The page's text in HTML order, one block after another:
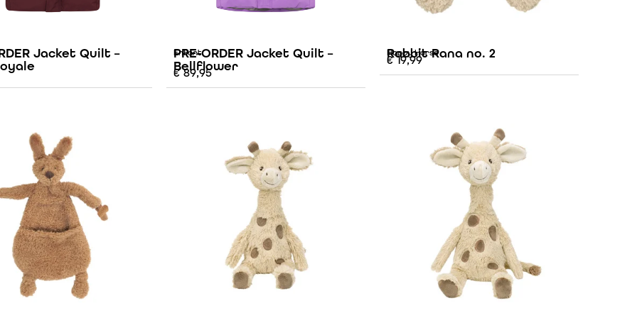
Jacket Quilt –
Enfant
PRE-ORDER Jacket Quilt –
Bellflower
€89,95
Happy Horse
Rabbit Rana no. 2
€19,99